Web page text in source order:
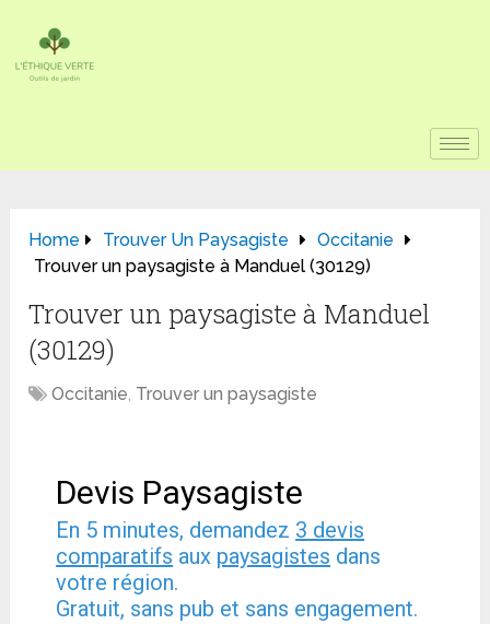
Home Trouver Un Paysagiste
Occitanie
Trouver un paysagiste à Manduel (30129)
Trouver un paysagiste à Manduel
(30129)
Occitanie, Trouver un paysagiste
Devis Paysagiste
En 5 minutes, demandez 3 devis
comparatifs aux paysagistes dans
votre région.
Gratuit, sans pub et sans engagement.